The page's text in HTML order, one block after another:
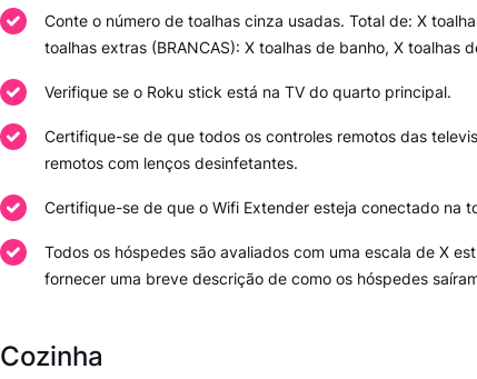
Conte o número de toalhas cinza usadas. Total de: X
toalhas extras (BRANCAS): X toalhas de banho, X toalhas
Verifique se o Roku stick está na TV do quarto principal.
Certifique-se de que todos os controles remotos das
remotos com lenços desinfetantes.
Certifique-se de que o Wifi Extender esteja conectado na
Todos os hóspedes são avaliados com uma escala de X
fornecer uma breve descrição de como os hóspedes
Cozinha